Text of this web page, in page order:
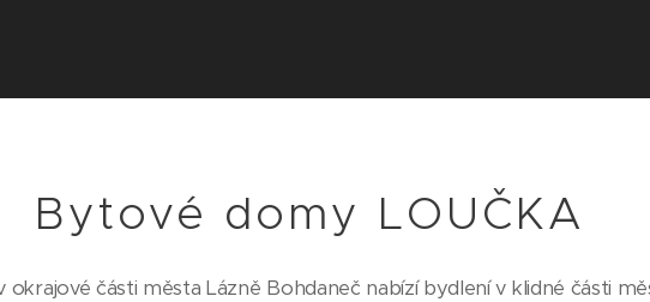
Bytové domy LOUČKA
části města Lázně Bohdaneč nabízí bydlení v klidné části